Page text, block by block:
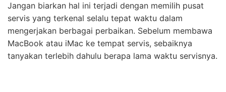
Jangan biarkan hal ini terjadi dengan memilih pusat
servis yang terkenal selalu tepat waktu dalam
mengerjakan berbagai perbaikan. Sebelum membawa
MacBook atau iMac ke tempat servis, sebaiknya
tanyakan terlebih dahulu berapa lama waktu servisnya.